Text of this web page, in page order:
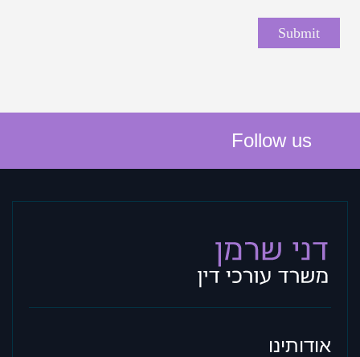
Follow us
אודותינו